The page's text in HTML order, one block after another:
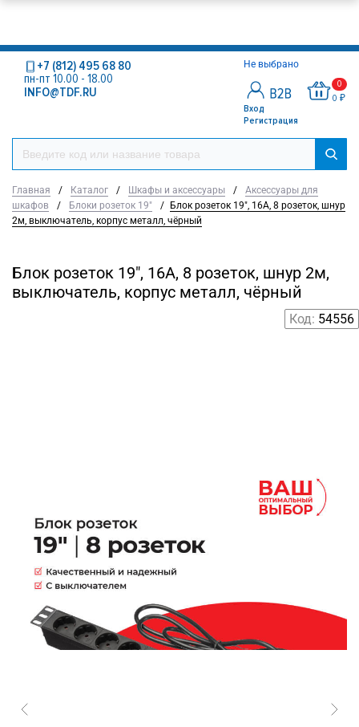
Не выбрано
Вход
Регистрация
0
0 ₽
+7 (812) 495 68 80
пн-пт 10.00 - 18.00
INFO@TDF.RU
Главная / Каталог / Шкафы и аксессуары /
Аксессуары для
шкафов
/ Блоки розеток 19" /
Блок розеток 19", 16А, 8 розеток, шнур
2м, выключатель, корпус металл, чёрный
Блок розеток 19", 16А, 8 розеток, шнур 2м,
выключатель, корпус металл, чёрный
Код: 54556